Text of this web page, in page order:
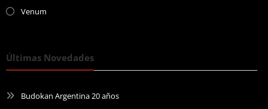
Venum
Últimas Novedades
Budokan Argentina 20 años